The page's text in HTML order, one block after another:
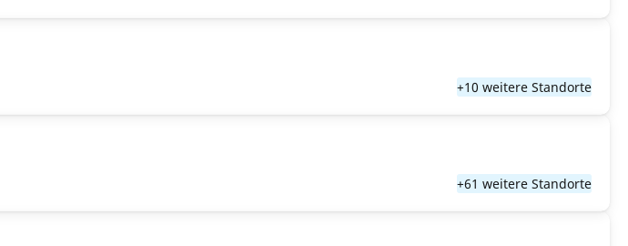
+10 weitere Standorte
+61 weitere Standorte